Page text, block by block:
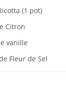
(1 pot)
Citron
vanille
Fleur de Sel